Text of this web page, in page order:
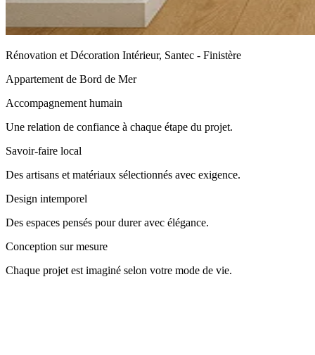
Rénovation et Décoration Intérieur, Santec - Finistère
Appartement de Bord de Mer
Accompagnement humain
Une relation de confiance à chaque étape du projet.
Savoir-faire local
Des artisans et matériaux sélectionnés avec exigence.
Design intemporel
Des espaces pensés pour durer avec élégance.
Conception sur mesure
Chaque projet est imaginé selon votre mode de vie.